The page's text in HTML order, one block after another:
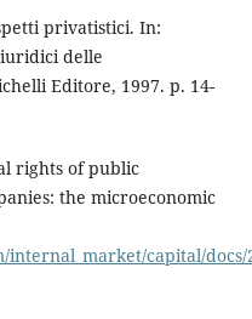
privatistici. In:
delle
Editore, 1997. p. 14-
rights of public
the microeconomic
capital/docs/